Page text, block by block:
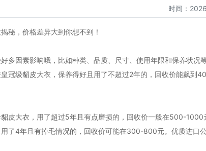
时间：
秘，价格差异大到你想不到！
多因素影响哦，比如种类、品质、尺寸、使用年限和保养状
冠级貂皮大衣，保养得好且用了不超过2年的，回收价能飙
皮大衣，用了超过5年且有点磨损的，回收价一般在500-
了4年且有掉毛情况的，回收价可能在300-800元。优质进口